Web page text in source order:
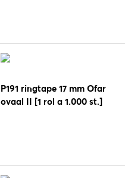
P191 ringtape 17 mm Ofar
ovaal II [1 rol a 1.000 st.]